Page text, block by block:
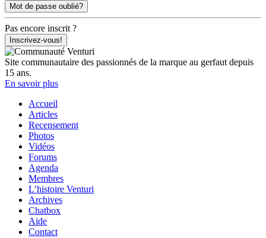
Mot de passe oublié?
Pas encore inscrit ?
Inscrivez-vous!
Site communautaire des passionnés de la marque au gerfaut depuis
15 ans.
En savoir plus
Accueil
Articles
Recensement
Photos
Vidéos
Forums
Agenda
Membres
L’histoire Venturi
Archives
Chatbox
Aide
Contact